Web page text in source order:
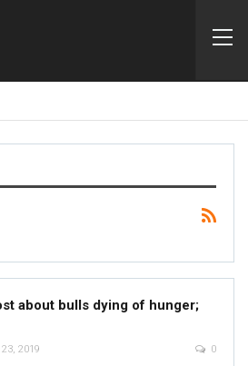
about bulls dying of hunger;
23, 2019 0